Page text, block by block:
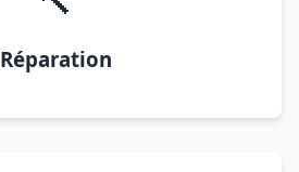
Réparation